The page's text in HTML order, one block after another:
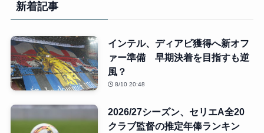
新着記事
インテル、ディアビ獲得へ新オフ
ァー準備 早期決着を目指すも逆
風？
8/10 20:48
2026/27シーズン、セリエA全20
クラブ監督の推定年俸ランキン